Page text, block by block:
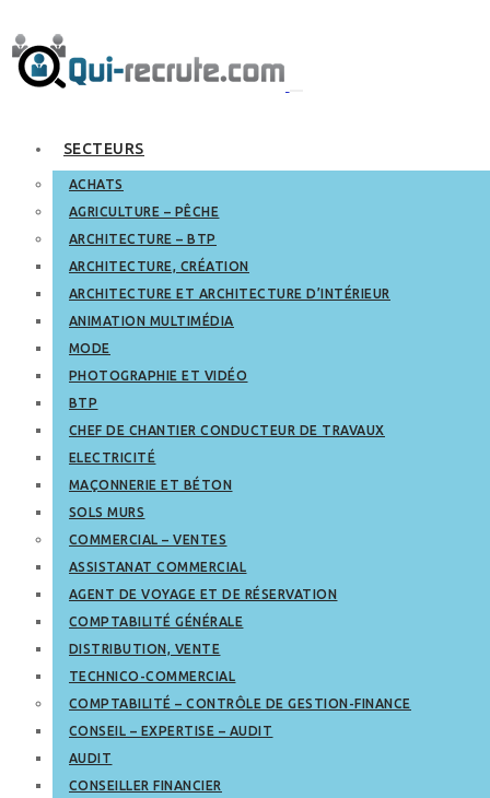
SECTEURS
ACHATS
AGRICULTURE – PÊCHE
ARCHITECTURE – BTP
ARCHITECTURE, CRÉATION
ARCHITECTURE ET ARCHITECTURE D’INTÉRIEUR
ANIMATION MULTIMÉDIA
MODE
PHOTOGRAPHIE ET VIDÉO
BTP
CHEF DE CHANTIER CONDUCTEUR DE TRAVAUX
ELECTRICITÉ
MAÇONNERIE ET BÉTON
SOLS MURS
COMMERCIAL – VENTES
ASSISTANAT COMMERCIAL
AGENT DE VOYAGE ET DE RÉSERVATION
COMPTABILITÉ GÉNÉRALE
DISTRIBUTION, VENTE
TECHNICO-COMMERCIAL
COMPTABILITÉ – CONTRÔLE DE GESTION-FINANCE
CONSEIL – EXPERTISE – AUDIT
AUDIT
CONSEILLER FINANCIER